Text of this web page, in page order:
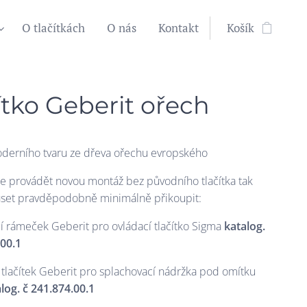
O tlačítkách O nás Kontakt Košík
Geberit ořech
tvaru ze dřeva ořechu evropského
provádět novou montáž bez původního tlačítka tak
pravděpodobně minimálně přikoupit:
rámeček Geberit pro ovládací tlačítko Sigma katalog.
tlačítek Geberit pro splachovací nádržka pod omítku
č241.874.00.1